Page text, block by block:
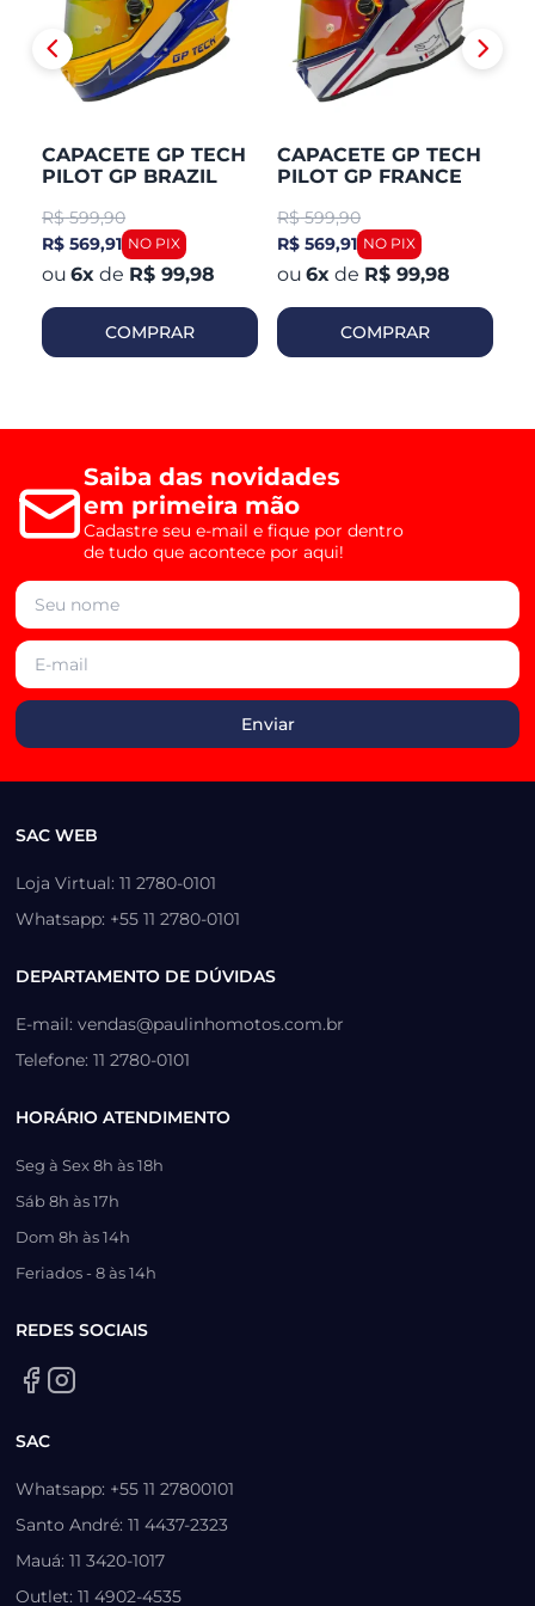
CAPACETE GP TECH
PILOT GP BRAZIL
R$ 599,90
R$ 569,91
6x de R$ 99,98
COMPRAR
CAPACETE GP TECH
PILOT GP FRANCE
R$ 599,90
R$ 569,91
6x de R$ 99,98
COMPRAR
Saiba das novidades
em primeira mão
Cadastre seu e-mail e fique por dentro
de tudo que acontece por aqui!
SAC WEB
Loja Virtual: 11 2780-0101
Whatsapp: +55 11 2780-0101
DEPARTAMENTO DE DÚVIDAS
E-mail: vendas@paulinhomotos.com.br
Telefone: 11 2780-0101
HORÁRIO ATENDIMENTO
Seg à Sex 8h às 18h
Sáb 8h às 17h
Dom 8h às 14h
Feriados - 8 às 14h
REDES SOCIAIS
SAC
Whatsapp: +55 11 27800101
Santo André: 11 4437-2323
Mauá: 11 3420-1017
Outlet: 11 4902-4535